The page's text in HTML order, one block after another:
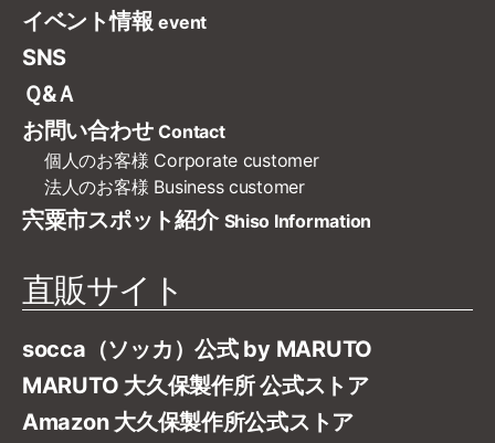
イベント情報 event
SNS
Ｑ&Ａ
お問い合わせ Contact
個人のお客様 Corporate customer
法人のお客様 Business customer
宍粟市スポット紹介 Shiso Information
直販サイト
socca（ソッカ）公式 by MARUTO
MARUTO 大久保製作所 公式ストア
Amazon 大久保製作所公式ストア